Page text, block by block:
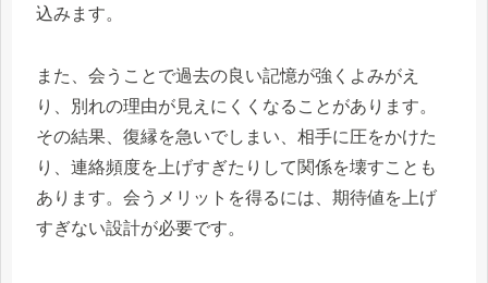
込みます。
また、会うことで過去の良い記憶が強くよみがえ
り、別れの理由が見えにくくなることがあります。
その結果、復縁を急いでしまい、相手に圧をかけた
り、連絡頻度を上げすぎたりして関係を壊すことも
あります。会うメリットを得るには、期待値を上げ
すぎない設計が必要です。